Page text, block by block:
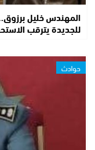
المهندس خليل
للجديدة يترقب
حوادث